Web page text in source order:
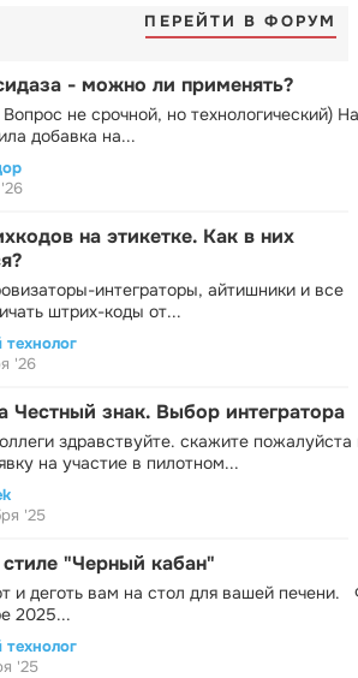
ПЕРЕЙТИ В ФОРУМ
- можно ли применять?
не срочной, но технологический) На
добавка на...
на этикетке. Как в них
интеграторы, айтишники и все
штрих-коды от...
технолог
'26
Честный знак. Выбор интегратора
здравствуйте. скажите пожалуйста
на участие в пилотном...
'25
"Черный кабан"
и деготь вам на стол для вашей печени.
2025...
технолог
'25